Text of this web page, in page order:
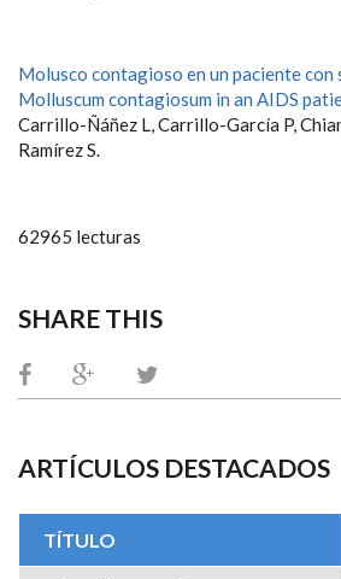
Molusco contagioso en un paciente con
Molluscum contagiosum in an AIDS
Carrillo-Ñáñez L, Carrillo-García P,
Ramírez S.
62965 lecturas
SHARE THIS
ARTÍCULOS DESTACADOS
TÍTULO